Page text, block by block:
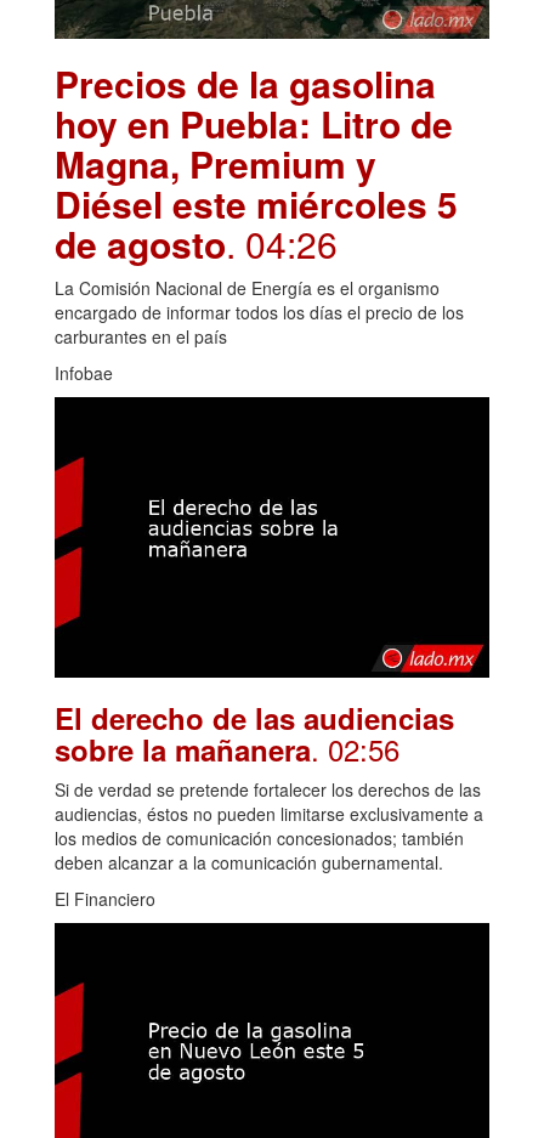
Precios de la gasolina
hoy en Puebla: Litro de
Magna, Premium y
Diésel este miércoles 5
de agosto. 04:26
La Comisión Nacional de Energía es el organismo
encargado de informar todos los días el precio de los
carburantes en el país
Infobae
El derecho de las audiencias
sobre la mañanera. 02:56
Si de verdad se pretende fortalecer los derechos de las
audiencias, éstos no pueden limitarse exclusivamente a
los medios de comunicación concesionados; también
deben alcanzar a la comunicación gubernamental.
El Financiero